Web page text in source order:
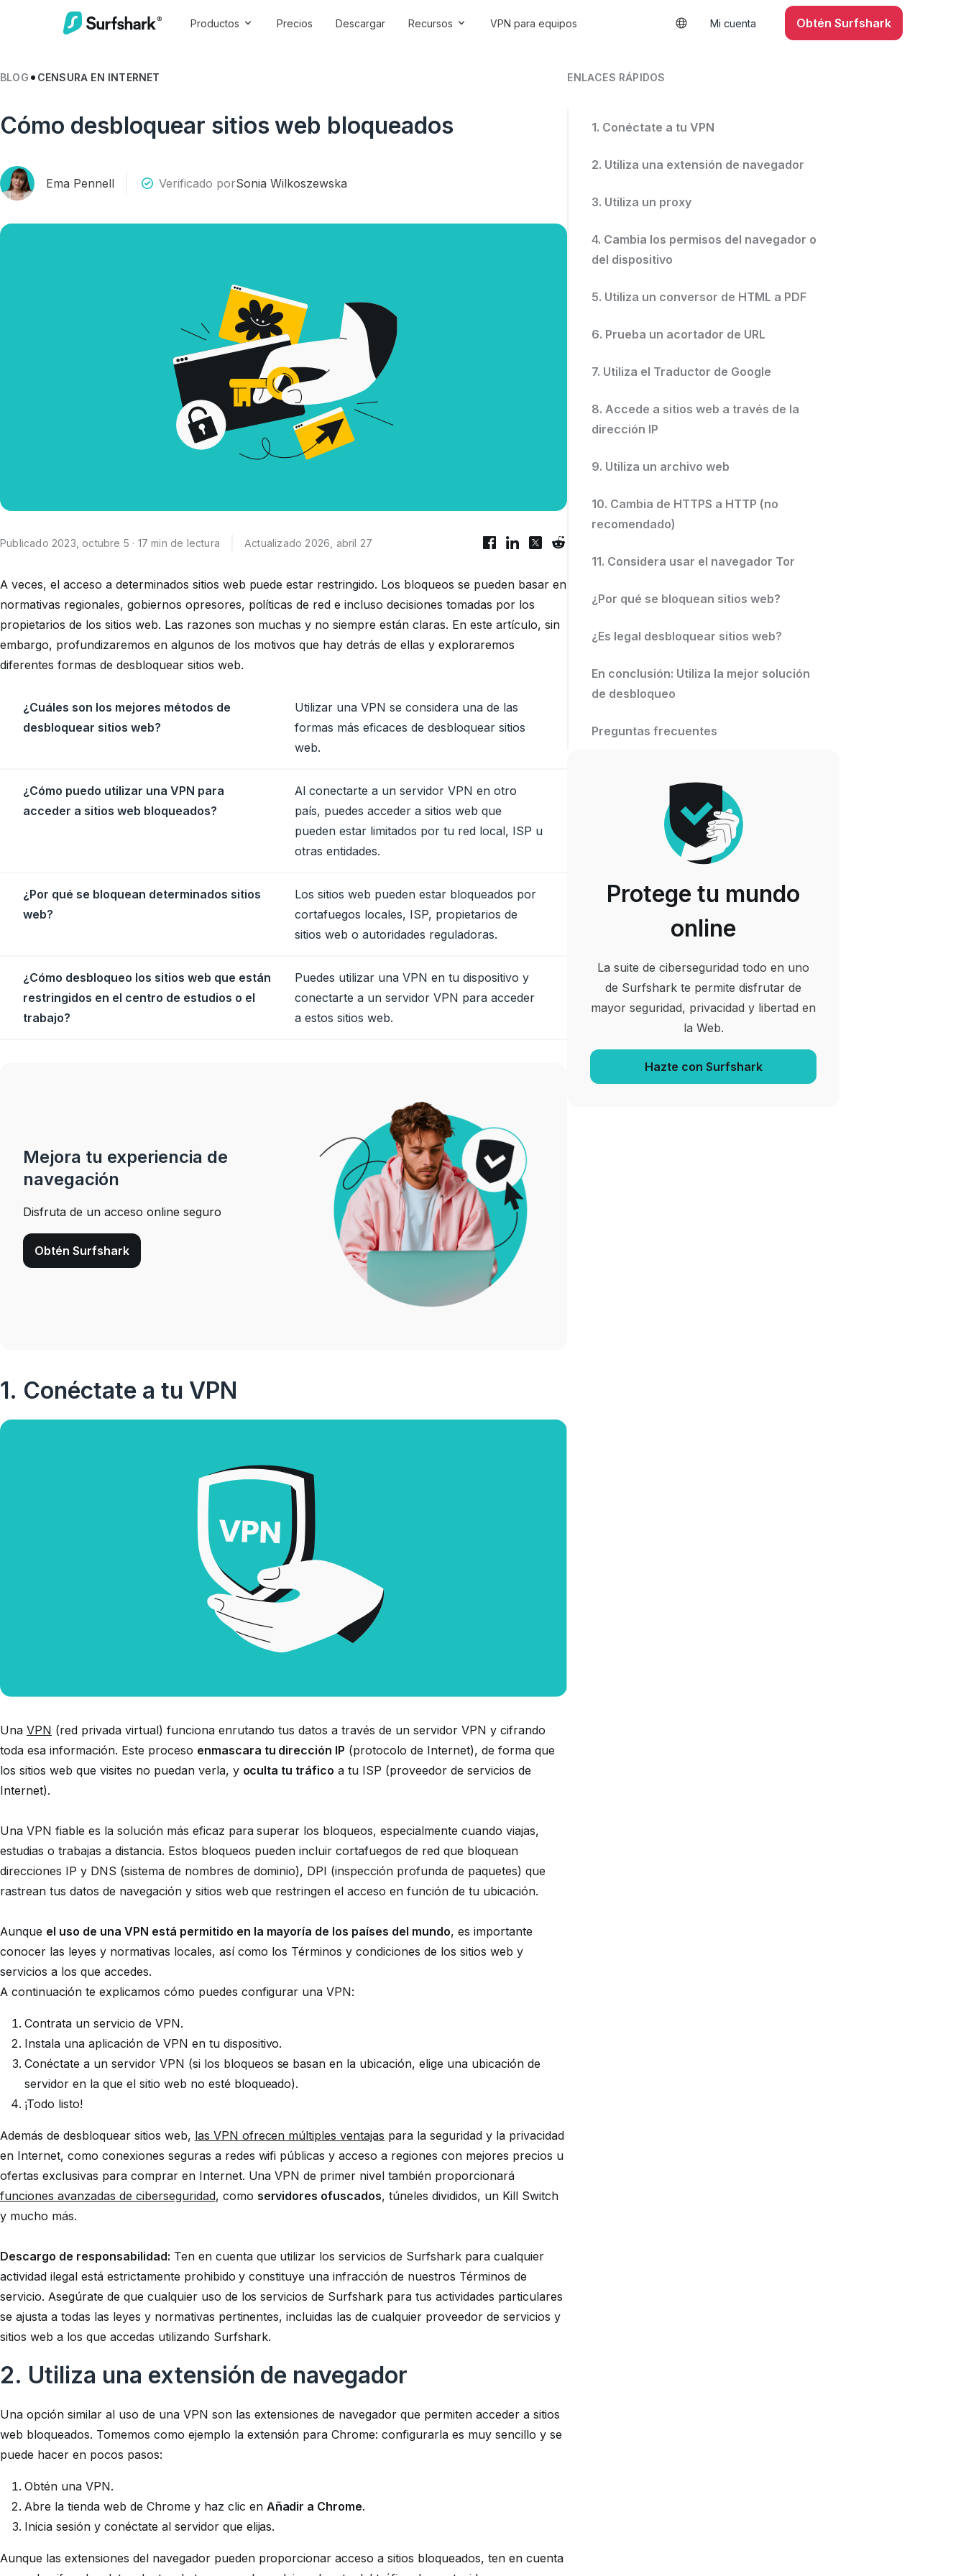
Productos Precios Descargar Recursos VPN para equipos Mi cuenta Obtén Surfshark
BLOG CENSURA EN INTERNET
Cómo desbloquear sitios web bloqueados
Ema Pennell Verificado porSonia Wilkoszewska
Publicado 2023, octubre 5 · 17 min de lectura Actualizado 2026, abril 27
A veces, el acceso a determinados sitios web puede estar restringido. Los bloqueos se pueden basar en
normativas regionales, gobiernos opresores, políticas de red e incluso decisiones tomadas por los
propietarios de los sitios web. Las razones son muchas y no siempre están claras. En este artículo, sin
embargo, profundizaremos en algunos de los motivos que hay detrás de ellas y exploraremos
diferentes formas de desbloquear sitios web.
¿Cuáles son los mejores métodos de
desbloquear sitios web?
Utilizar una VPN se considera una de las
formas más eficaces de desbloquear sitios
web.
¿Cómo puedo utilizar una VPN para
acceder a sitios web bloqueados?
Al conectarte a un servidor VPN en otro
país, puedes acceder a sitios web que
pueden estar limitados por tu red local, ISP u
otras entidades.
¿Por qué se bloquean determinados sitios
web?
Los sitios web pueden estar bloqueados por
cortafuegos locales, ISP, propietarios de
sitios web o autoridades reguladoras.
¿Cómo desbloqueo los sitios web que están
restringidos en el centro de estudios o el
trabajo?
Puedes utilizar una VPN en tu dispositivo y
conectarte a un servidor VPN para acceder
a estos sitios web.
Mejora tu experiencia de
navegación
Disfruta de un acceso online seguro
Obtén Surfshark
1. Conéctate a tu VPN
Una VPN (red privada virtual) funciona enrutando tus datos a través de un servidor VPN y cifrando
toda esa información. Este proceso enmascara tu dirección IP (protocolo de Internet), de forma que
los sitios web que visites no puedan verla, y oculta tu tráfico a tu ISP (proveedor de servicios de
Internet).
Una VPN fiable es la solución más eficaz para superar los bloqueos, especialmente cuando viajas,
estudias o trabajas a distancia. Estos bloqueos pueden incluir cortafuegos de red que bloquean
direcciones IP y DNS (sistema de nombres de dominio), DPI (inspección profunda de paquetes) que
rastrean tus datos de navegación y sitios web que restringen el acceso en función de tu ubicación.
Aunque el uso de una VPN está permitido en la mayoría de los países del mundo, es importante
conocer las leyes y normativas locales, así como los Términos y condiciones de los sitios web y
servicios a los que accedes.
A continuación te explicamos cómo puedes configurar una VPN:
Contrata un servicio de VPN.
Instala una aplicación de VPN en tu dispositivo.
Conéctate a un servidor VPN (si los bloqueos se basan en la ubicación, elige una ubicación de
servidor en la que el sitio web no esté bloqueado).
¡Todo listo!
Además de desbloquear sitios web, las VPN ofrecen múltiples ventajas para la seguridad y la privacidad
en Internet, como conexiones seguras a redes wifi públicas y acceso a regiones con mejores precios u
ofertas exclusivas para comprar en Internet. Una VPN de primer nivel también proporcionará
funciones avanzadas de ciberseguridad, como servidores ofuscados, túneles divididos, un Kill Switch
y mucho más.
Descargo de responsabilidad: Ten en cuenta que utilizar los servicios de Surfshark para cualquier
actividad ilegal está estrictamente prohibido y constituye una infracción de nuestros Términos de
servicio. Asegúrate de que cualquier uso de los servicios de Surfshark para tus actividades particulares
se ajusta a todas las leyes y normativas pertinentes, incluidas las de cualquier proveedor de servicios y
sitios web a los que accedas utilizando Surfshark.
2. Utiliza una extensión de navegador
Una opción similar al uso de una VPN son las extensiones de navegador que permiten acceder a sitios
web bloqueados. Tomemos como ejemplo la extensión para Chrome: configurarla es muy sencillo y se
puede hacer en pocos pasos:
Obtén una VPN.
Abre la tienda web de Chrome y haz clic en Añadir a Chrome.
Inicia sesión y conéctate al servidor que elijas.
Aunque las extensiones del navegador pueden proporcionar acceso a sitios bloqueados, ten en cuenta
ENLACES RÁPIDOS
1. Conéctate a tu VPN
2. Utiliza una extensión de navegador
3. Utiliza un proxy
4. Cambia los permisos del navegador o
del dispositivo
5. Utiliza un conversor de HTML a PDF
6. Prueba un acortador de URL
7. Utiliza el Traductor de Google
8. Accede a sitios web a través de la
dirección IP
9. Utiliza un archivo web
10. Cambia de HTTPS a HTTP (no
recomendado)
11. Considera usar el navegador Tor
¿Por qué se bloquean sitios web?
¿Es legal desbloquear sitios web?
En conclusión: Utiliza la mejor solución
de desbloqueo
Preguntas frecuentes
Protege tu mundo
online
La suite de ciberseguridad todo en uno
de Surfshark te permite disfrutar de
mayor seguridad, privacidad y libertad en
la Web.
Hazte con Surfshark